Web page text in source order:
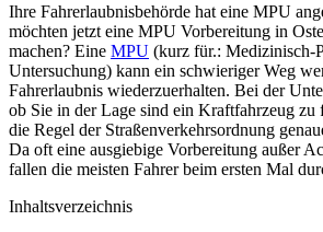
Ihre Fahrerlaubnisbehörde hat eine MPU
möchten jetzt eine MPU Vorbereitung in
machen? Eine MPU (kurz für.: Medizinisch-
Untersuchung) kann ein schwieriger Weg
Fahrerlaubnis wiederzuerhalten. Bei der
ob Sie in der Lage sind ein Kraftfahrzeug
die Regel der Straßenverkehrsordnung
Da oft eine ausgiebige Vorbereitung außer
fallen die meisten Fahrer beim ersten Mal
Inhaltsverzeichnis